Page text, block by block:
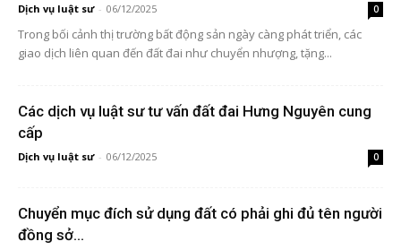
Dịch vụ luật sư - 06/12/2025 0
Trong bối cảnh thị trường bất động sản ngày càng phát triển, các
giao dịch liên quan đến đất đai như chuyển nhượng, tặng...
Các dịch vụ luật sư tư vấn đất đai Hưng Nguyên cung
cấp
Dịch vụ luật sư - 06/12/2025 0
Chuyển mục đích sử dụng đất có phải ghi đủ tên người
đồng sở...